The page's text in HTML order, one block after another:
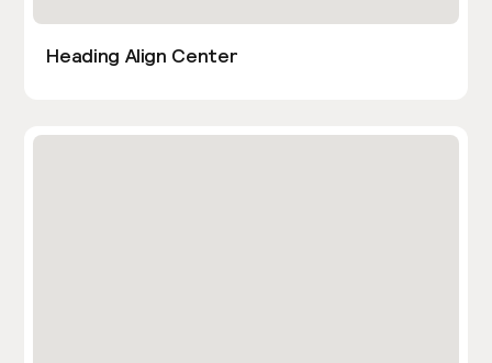
Heading Align Center